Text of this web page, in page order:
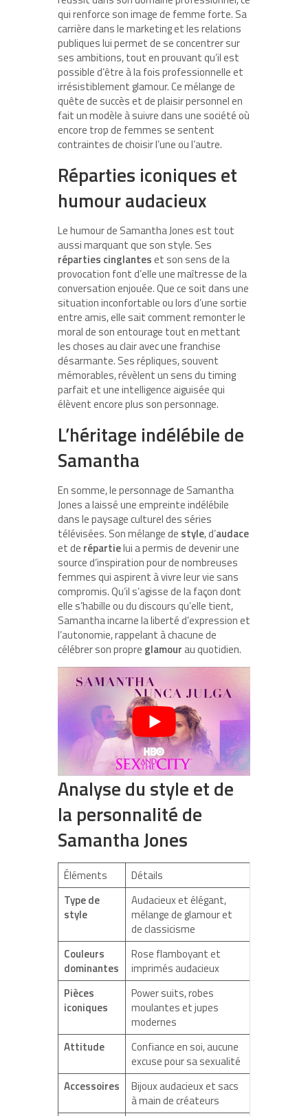
qui renforce son image de femme forte. Sa
carrière dans le marketing et les relations
publiques lui permet de se concentrer sur
ses ambitions, tout en prouvant qu’il est
possible d’être à la fois professionnelle et
irrésistiblement glamour. Ce mélange de
quête de succès et de plaisir personnel en
fait un modèle à suivre dans une société où
encore trop de femmes se sentent
contraintes de choisir l’une ou l’autre.
Réparties iconiques et
humour audacieux
Le humour de Samantha Jones est tout
aussi marquant que son style. Ses
réparties cinglanteset son sens de la
provocation font d’elle une maîtresse de la
conversation enjouée. Que ce soit dans une
situation inconfortable ou lors d’une sortie
entre amis, elle sait comment remonter le
moral de son entourage tout en mettant
les choses au clair avec une franchise
désarmante. Ses répliques, souvent
mémorables, révèlent un sens du timing
parfait et une intelligence aiguisée qui
élèvent encore plus son personnage.
L’héritage indélébile de
Samantha
En somme, le personnage de Samantha
Jones a laissé une empreinte indélébile
dans le paysage culturel des séries
télévisées. Son mélange de style, d’audace
et de répartielui a permis de devenir une
source d’inspiration pour de nombreuses
femmes qui aspirent à vivre leur vie sans
compromis. Qu’il s’agisse de la façon dont
elle s’habille ou du discours qu’elle tient,
Samantha incarne la liberté d’expression et
l’autonomie, rappelant à chacune de
célébrer son propre glamour au quotidien.
Analyse du style et de
la personnalité de
Samantha Jones
Éléments
Détails
Type de
style
Audacieux et élégant,
mélange de glamour et
de classicisme
Couleurs
dominantes
Rose flamboyant et
imprimés audacieux
Pièces
iconiques
Power suits, robes
moulantes et jupes
modernes
Attitude
Confiance en soi, aucune
excuse pour sa sexualité
Accessoires
Bijoux audacieux et sacs
à main de créateurs